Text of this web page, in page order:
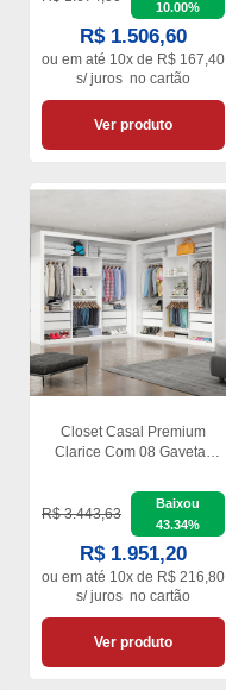
10.00%
R$ 1.506,60
ou em até 10x de R$ 167,40
s/ juros no cartão
Ver produto
Closet Casal Premium
Clarice Com 08 Gavetas
R$ 3.443,63
Baixou
43.34%
R$ 1.951,20
ou em até 10x de R$ 216,80
s/ juros no cartão
Ver produto